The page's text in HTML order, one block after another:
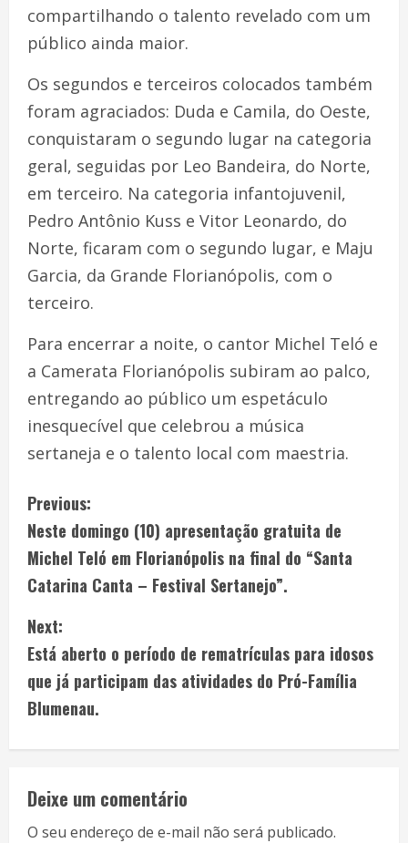
compartilhando o talento revelado com um
público ainda maior.
Os segundos e terceiros colocados também
foram agraciados: Duda e Camila, do Oeste,
conquistaram o segundo lugar na categoria
geral, seguidas por Leo Bandeira, do Norte,
em terceiro. Na categoria infantojuvenil,
Pedro Antônio Kuss e Vitor Leonardo, do
Norte, ficaram com o segundo lugar, e Maju
Garcia, da Grande Florianópolis, com o
terceiro.
Para encerrar a noite, o cantor Michel Teló e
a Camerata Florianópolis subiram ao palco,
entregando ao público um espetáculo
inesquecível que celebrou a música
sertaneja e o talento local com maestria.
Previous:
Neste domingo (10) apresentação gratuita de
Michel Teló em Florianópolis na final do “Santa
Catarina Canta – Festival Sertanejo”.
Next:
Está aberto o período de rematrículas para idosos
que já participam das atividades do Pró-Família
Blumenau.
Deixe um comentário
O seu endereço de e-mail não será publicado.